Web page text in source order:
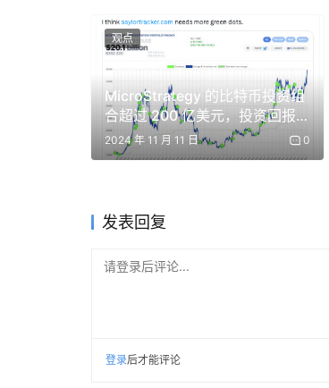
Cointelegraph
疑似 Matrixport 关联钱包向
链上数据显示，一个疑似与
美元），目前已抛售 10 万枚换取
MicroStrategy 的比特币投资组
合超过 200 亿美元，投资回报
率现已超过 100%
2024 年 11 月 11 日 0
观点
发表回复
请登录后评论...
登录后才能评论